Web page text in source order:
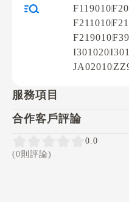
F119010
F211010
F219010
I301020
JA02010
服務項目
合作客戶評論
0.0
(0則評論)